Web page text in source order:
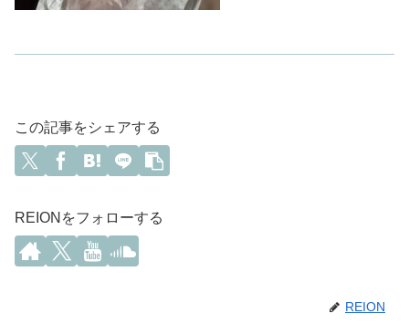
この記事をシェアする
REIONをフォローする
REION